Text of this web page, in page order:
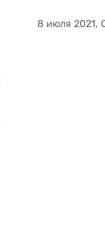
8 июля 2021,